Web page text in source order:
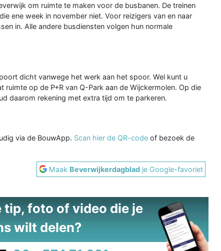
om ruimte te maken voor de busbanen. De treinen
ene week in november niet. Voor reizigers van en naar
in. Alle andere busdiensten volgen hun normale
dicht vanwege het werk aan het spoor. Wel kunt u
ruimte op de P+R van Q-Park aan de Wijckermolen. Op die
daarom rekening met extra tijd om te parkeren.
via de BouwApp. Scan hier de QR-code of bezoek de
Maak Beverwijkerdagblad je Google-favoriet
tip, foto of video die je
wilt delen?